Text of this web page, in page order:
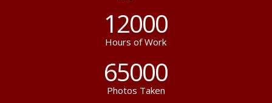
12000
Hours of Work
65000
Photos Taken